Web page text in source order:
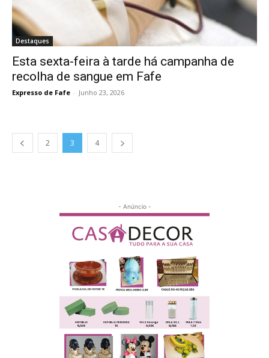
Destaques
Esta sexta-feira à tarde há campanha de
recolha de sangue em Fafe
Expresso de Fafe - Junho 23, 2026
2 3 4
- Anúncio -